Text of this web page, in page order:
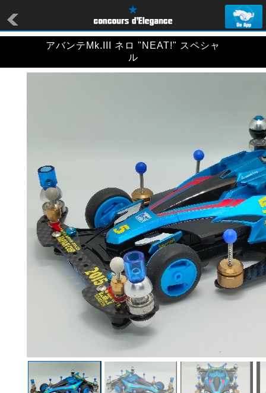
アバンテMk.III ネロ "NEAT!" スペシャ
ル